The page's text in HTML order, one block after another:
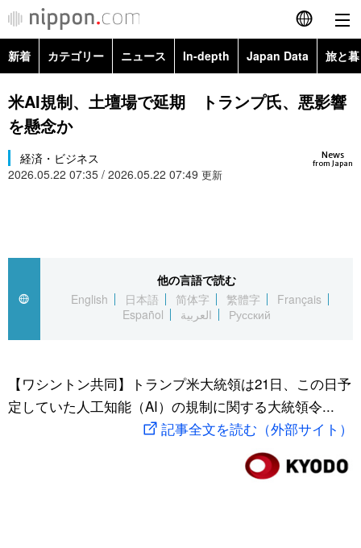
English
简体字
Русский
カテゴリー
国際
社会
文化
アーカイブ
Japan Data
旅と暮らし
動画/Live
新着 カテゴリー ニュース In-depth Japan Data 旅と
政治・外交
経済・ビジネス
国際・海外
文化
科学・技術
暮らし
スポーツ・東京2020
Topics
米AI規制、土壇場で延期 トランプ氏、悪影響
を懸念か
News
from Japan
経済・ビジネス
2026.05.22 07:35 / 2026.05.22 07:49 更新
他の言語で読む
English
日本語 简体字 繁體字
Français
Español
العربية Русский
【ワシントン共同】トランプ米大統領は21日、この日予
定していた人工知能（AI）の規制に関する大統領令...
記事全文を読む（外部サイト）